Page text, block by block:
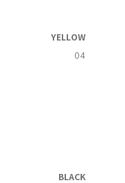
YELLOW
04
BLACK